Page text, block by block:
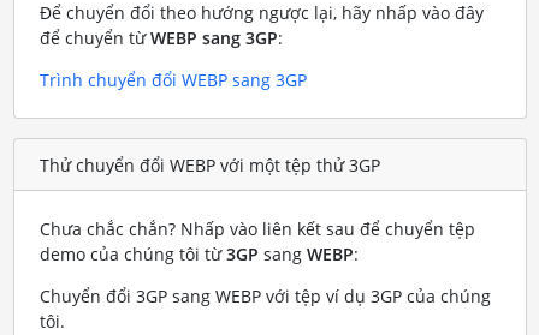
Để chuyển đổi theo hướng ngược lại, hãy nhấp vào đây
để chuyển từWEBP sang 3GP:
Trình chuyển đổi WEBP sang 3GP
Thử chuyển đổi WEBP với một tệp thử 3GP
Chưa chắc chắn? Nhấp vào liên kết sau để chuyển tệp
demo của chúng tôi từ3GP sang WEBP:
Chuyển đổi 3GP sang WEBP với tệp ví dụ 3GP của chúng
tôi.